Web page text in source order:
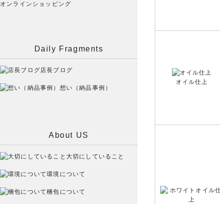
オイル仕上
オンラインショッピング
Daily Fragments
店長ブログ
想い（納品事例）
About US
大切にしていること
環境について
梱包について